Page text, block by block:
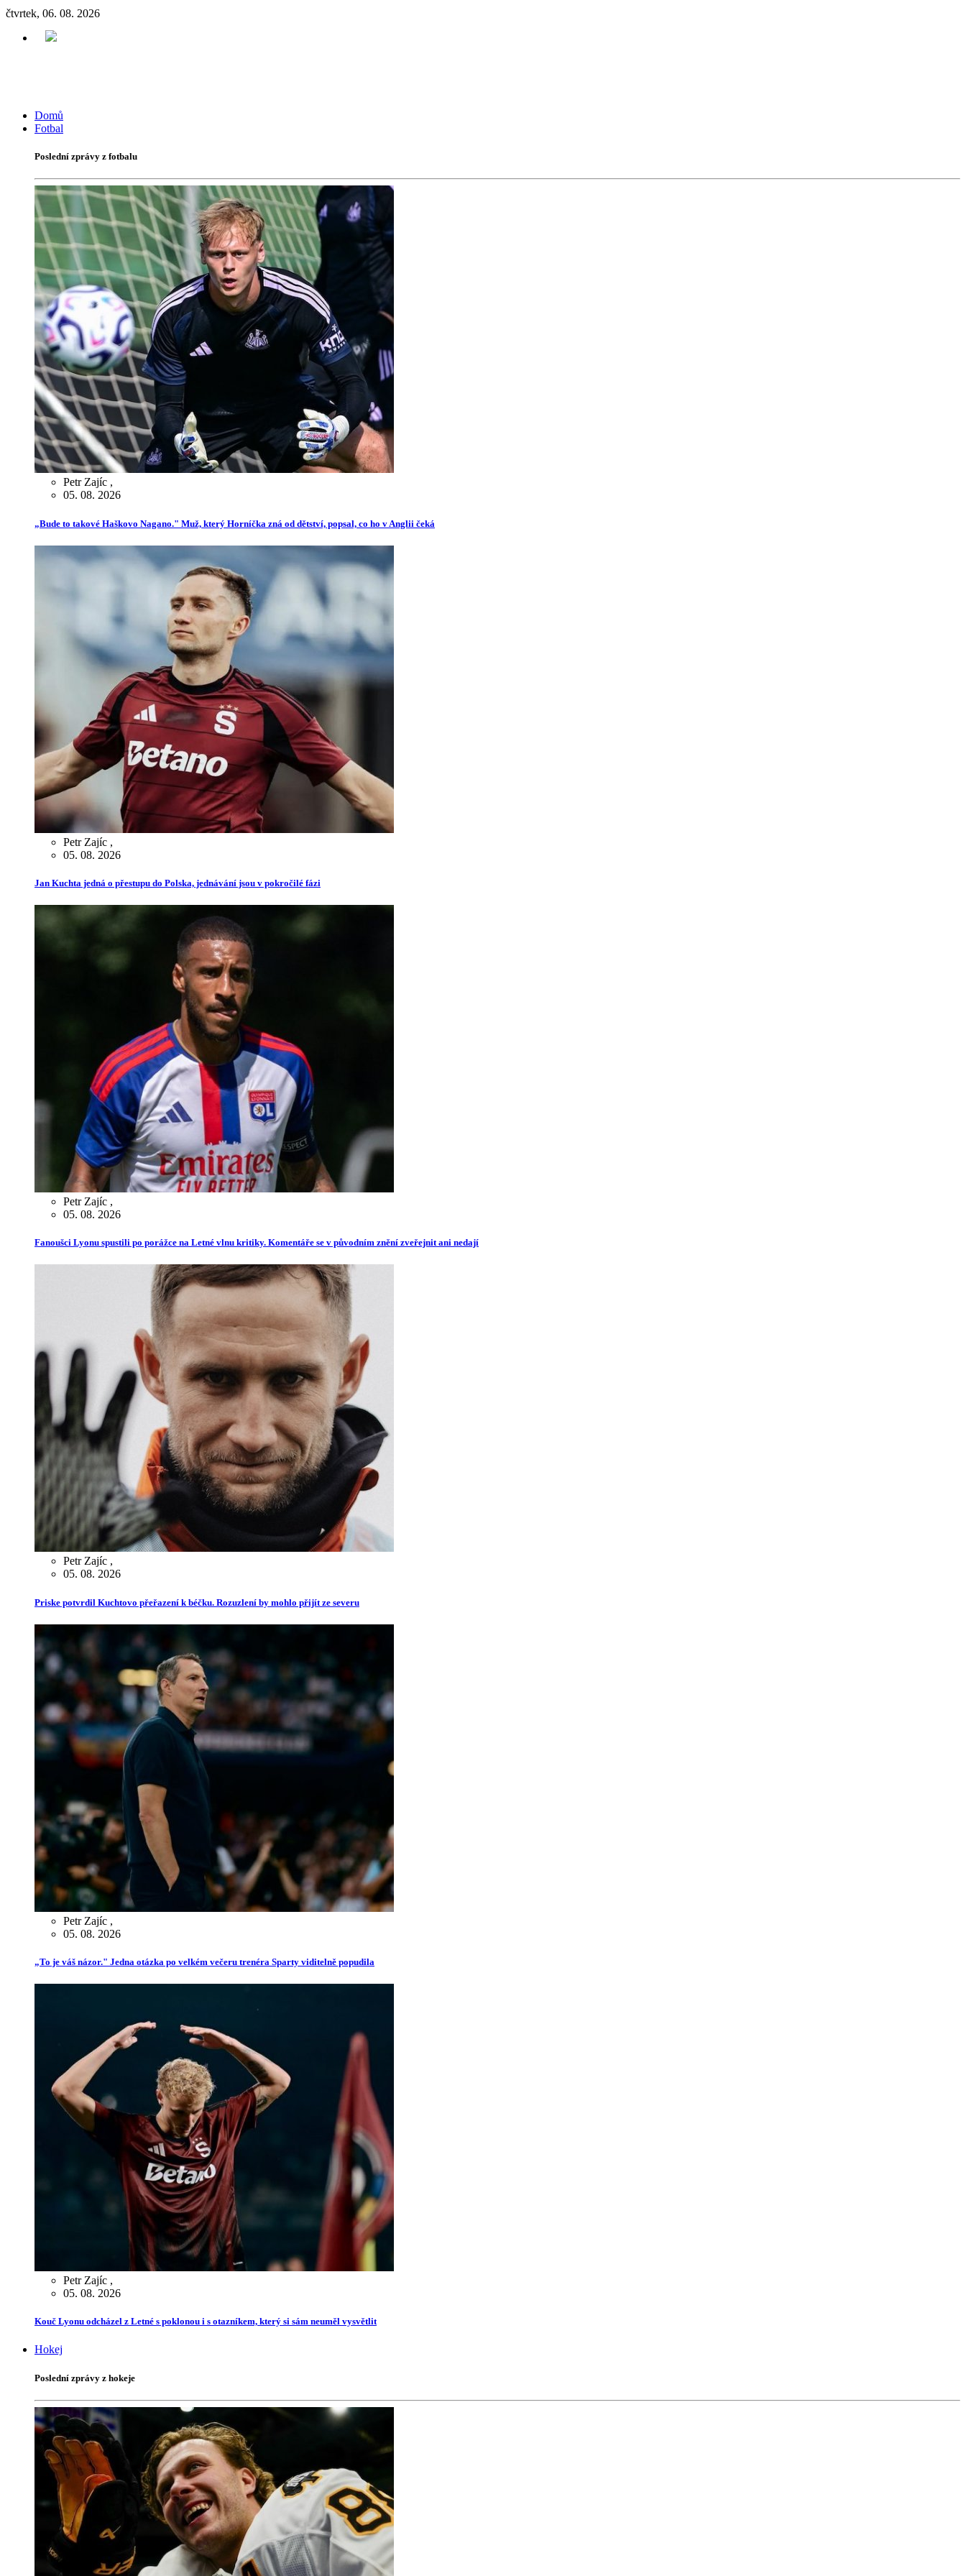
čtvrtek, 06. 08. 2026
Domů
Fotbal
Poslední zprávy z fotbalu
Petr Zajíc ,
05. 08. 2026
„Bude to takové Haškovo Nagano." Muž, který Horníčka zná od dětství, popsal, co ho v Anglii čeká
Petr Zajíc ,
05. 08. 2026
Jan Kuchta jedná o přestupu do Polska, jednávání jsou v pokročilé fázi
Petr Zajíc ,
05. 08. 2026
Fanoušci Lyonu spustili po porážce na Letné vlnu kritiky. Komentáře se v původním znění zveřejnit ani nedají
Petr Zajíc ,
05. 08. 2026
Priske potvrdil Kuchtovo přeřazení k béčku. Rozuzlení by mohlo přijít ze severu
Petr Zajíc ,
05. 08. 2026
„To je váš názor." Jedna otázka po velkém večeru trenéra Sparty viditelně popudila
Petr Zajíc ,
05. 08. 2026
Kouč Lyonu odcházel z Letné s poklonou i s otazníkem, který si sám neuměl vysvětlit
Hokej
Poslední zprávy z hokeje